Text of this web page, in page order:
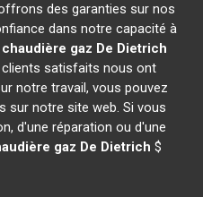
des garanties sur nos
dans notre capacité à
chaudière gaz De Dietrich
clients satisfaits nous ont
notre travail, vous pouvez
sur notre site web. Si vous
d'une réparation ou d'une
gaz De Dietrich $